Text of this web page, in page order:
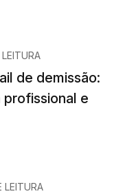
de demissão:
e
LEITURA